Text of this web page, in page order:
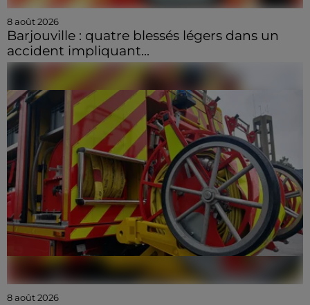
8 août 2026
Barjouville : quatre blessés légers dans un
accident impliquant...
8 août 2026